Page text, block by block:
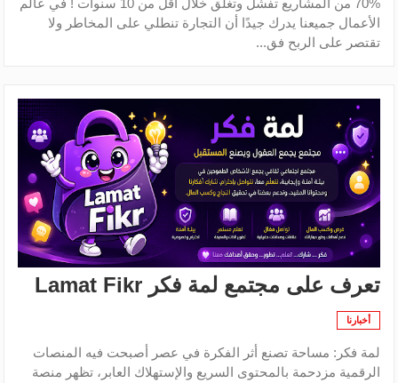
70% من المشاريع تفشل وتغلق خلال أقل من 10 سنوات ! في عالم
الأعمال جميعنا يدرك جيدًا أن التجارة تنطلي على المخاطر ولا
تقتصر على الربح فق...
تعرف على مجتمع لمة فكر Lamat Fikr
أخبارنا
لمة فكر: مساحة تصنع أثر الفكرة في عصر أصبحت فيه المنصات
الرقمية مزدحمة بالمحتوى السريع والإستهلاك العابر، تظهر منصة